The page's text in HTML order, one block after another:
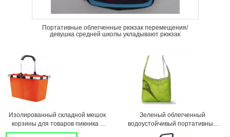
Портативные облегченные рюкзак перемещения/
девушка средней школы укладывают рюкзак
Изолированный складной мешок
корзины для товаров пикника с
крышкой 45 * 27 * 24cm
Зеленый облегченный
водоустойчивый портативный
мешок посыльного Cordura